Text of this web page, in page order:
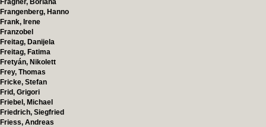
Fragner, Boriana
Frangenberg, Hanno
Frank, Irene
Franzobel
Freitag, Danijela
Freitag, Fatima
Fretyán, Nikolett
Frey, Thomas
Fricke, Stefan
Frid, Grigori
Friebel, Michael
Friedrich, Siegfried
Friess, Andreas